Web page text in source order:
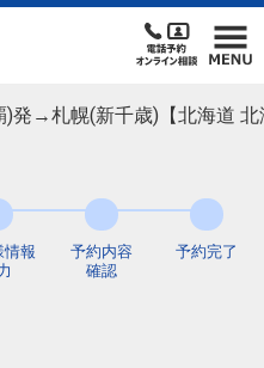
)発→札幌(新千歳)【北海道
情報
予約内容
確認
予約完了